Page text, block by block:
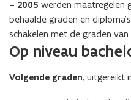
– 2005 werden maatregelen
behaalde graden en
schakelen met de graden
Op niveau
Volgende graden, uitgereikt